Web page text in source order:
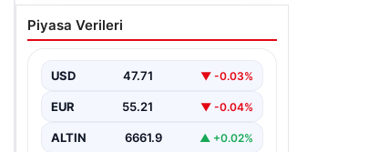
FED faiz kararı ne zaman
açıklanacak? Nisan ayı
Piyasa Verileri
USD 47.71 ▼ -0.03%
EUR 55.21 ▼ -0.04%
ALTIN 6661.9 ▲ +0.02%